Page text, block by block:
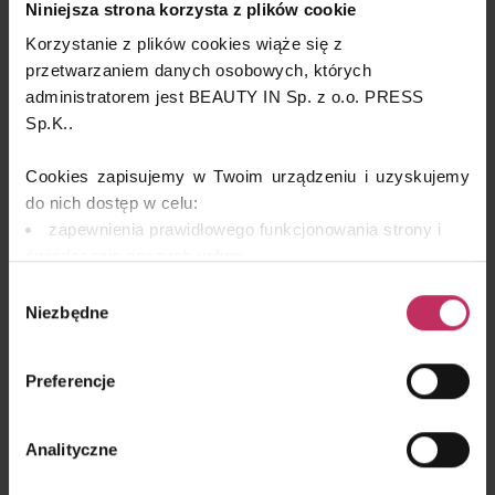
Niniejsza strona korzysta z plików cookie
Korzystanie z plików cookies wiąże się z
przetwarzaniem danych osobowych, których
administratorem jest BEAUTY IN Sp. z o.o. PRESS
Sp.K..
Cookies zapisujemy w Twoim urządzeniu i uzyskujemy
do nich dostęp w celu:
zapewnienia prawidłowego funkcjonowania strony i
analizy zachowań użytkowników w celu ich lepszego
remarketingowym, czyli wyświetlania Ci naszych
reklam na innych stronach.
Wykorzystujemy pliki cookies własne oraz naszych
partnerów. Szczegółowe informacje o przetwarzaniu
zgody
Niezbędne
Preferencje
Analityczne